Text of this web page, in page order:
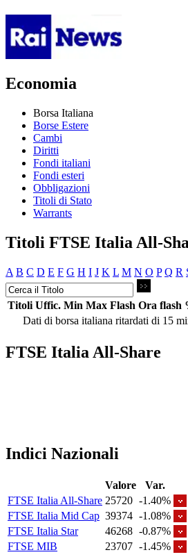
Economia
Borsa Italiana
Borse Estere
Cambi
Diritti
Fondi italiani
Fondi esteri
Obbligazioni
Titoli di Stato
Warrants
Titoli FTSE Italia All-
A B C D E F G H I J K L M N O P Q R
Titoli Uffic. Min Max Flash Ora flash
Dati di borsa italiana ritardati di 15
FTSE Italia All-Share
Indici Nazionali
Valore
Var.
FTSE Italia All-Share 25720 -1.40%
FTSE Italia Mid Cap 39374 -1.08%
FTSE Italia Star
46268 -0.87%
FTSE MIB
23707 -1.45%